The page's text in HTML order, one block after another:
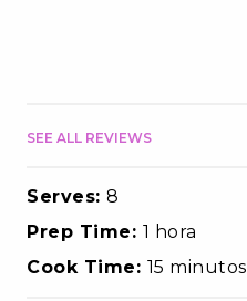
SEE ALL REVIEWS
Serves: 8
Prep Time: 1 hora
Cook Time: 15 minutos